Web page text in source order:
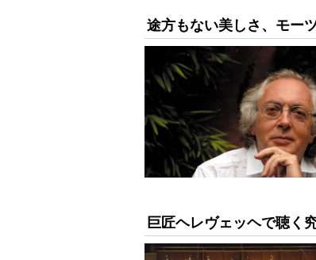
途方もない美しさ、モー
巨匠ヘレヴェッヘで聴く